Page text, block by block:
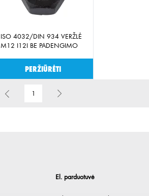
ISO 4032/DIN 934 VERŽLĖ
M12 I12I BE PADENGIMO
Peržiūrėti
1
El. parduotuvė